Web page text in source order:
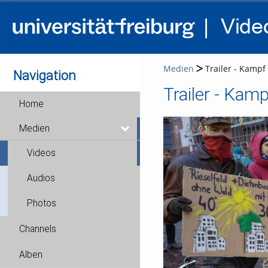
Navigation
Home
Medien
Videos
Audios
Photos
Channels
Alben
Medien Trailer - Kampf
Trailer -